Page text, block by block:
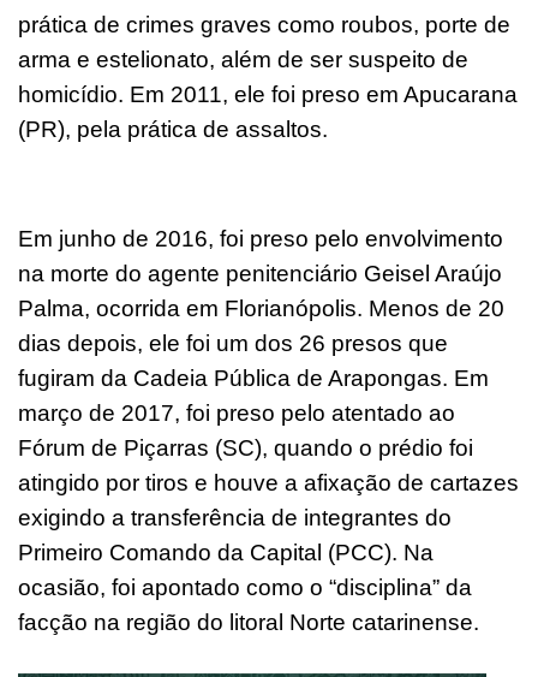
prática de crimes graves como roubos, porte de
arma e estelionato, além de ser suspeito de
homicídio. Em 2011, ele foi preso em Apucarana
(PR), pela prática de assaltos.
Em junho de 2016, foi preso pelo envolvimento
na morte do agente penitenciário Geisel Araújo
Palma, ocorrida em Florianópolis. Menos de 20
dias depois, ele foi um dos 26 presos que
fugiram da Cadeia Pública de Arapongas. Em
março de 2017, foi preso pelo atentado ao
Fórum de Piçarras (SC), quando o prédio foi
atingido por tiros e houve a afixação de cartazes
exigindo a transferência de integrantes do
Primeiro Comando da Capital (PCC). Na
ocasião, foi apontado como o “disciplina” da
facção na região do litoral Norte catarinense.